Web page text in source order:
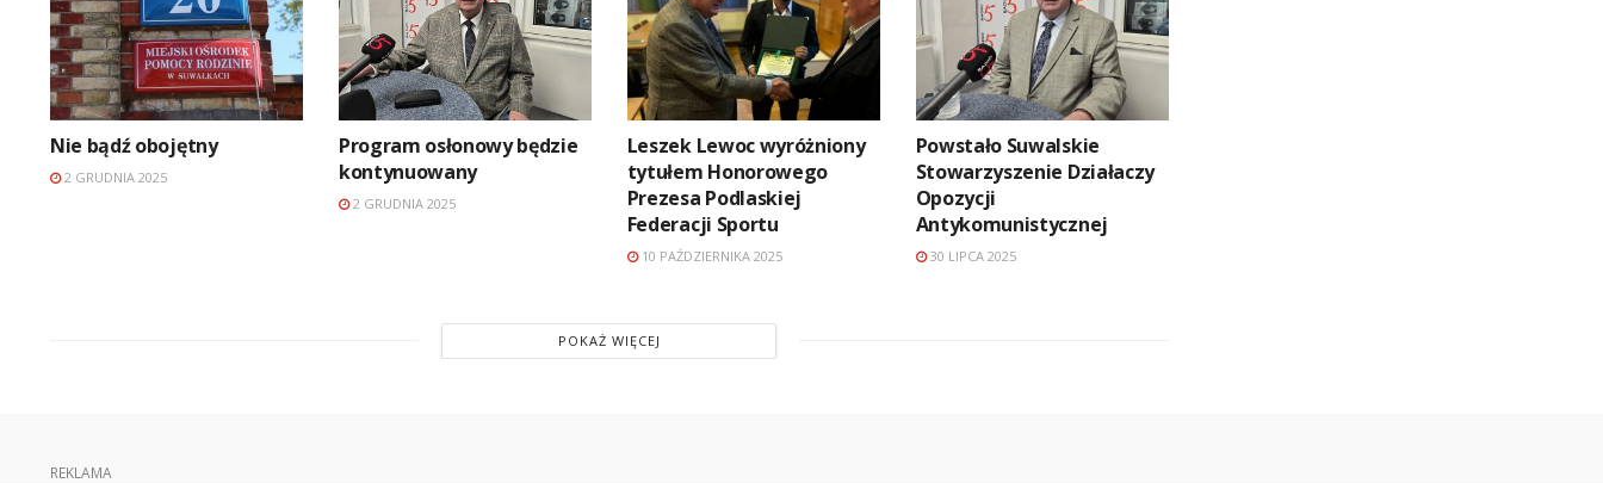
Nie bądź obojętny
2 GRUDNIA 2025
Program osłonowy będzie
kontynuowany
2 GRUDNIA 2025
Leszek Lewoc wyróżniony
tytułem Honorowego
Prezesa Podlaskiej
Federacji Sportu
10 PAŹDZIERNIKA 2025
Powstało Suwalskie
Stowarzyszenie Działaczy
Opozycji
Antykomunistycznej
30 LIPCA 2025
POKAŻ WIĘCEJ
REKLAMA